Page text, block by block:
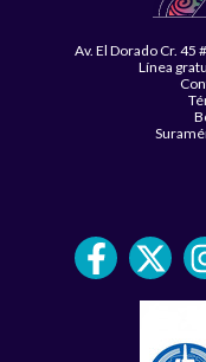
Av. El Dorado Cr. 45
Línea